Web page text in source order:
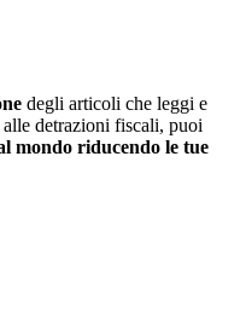
degli articoli che leggi e
detrazioni fiscali, puoi
mondo riducendo le tue